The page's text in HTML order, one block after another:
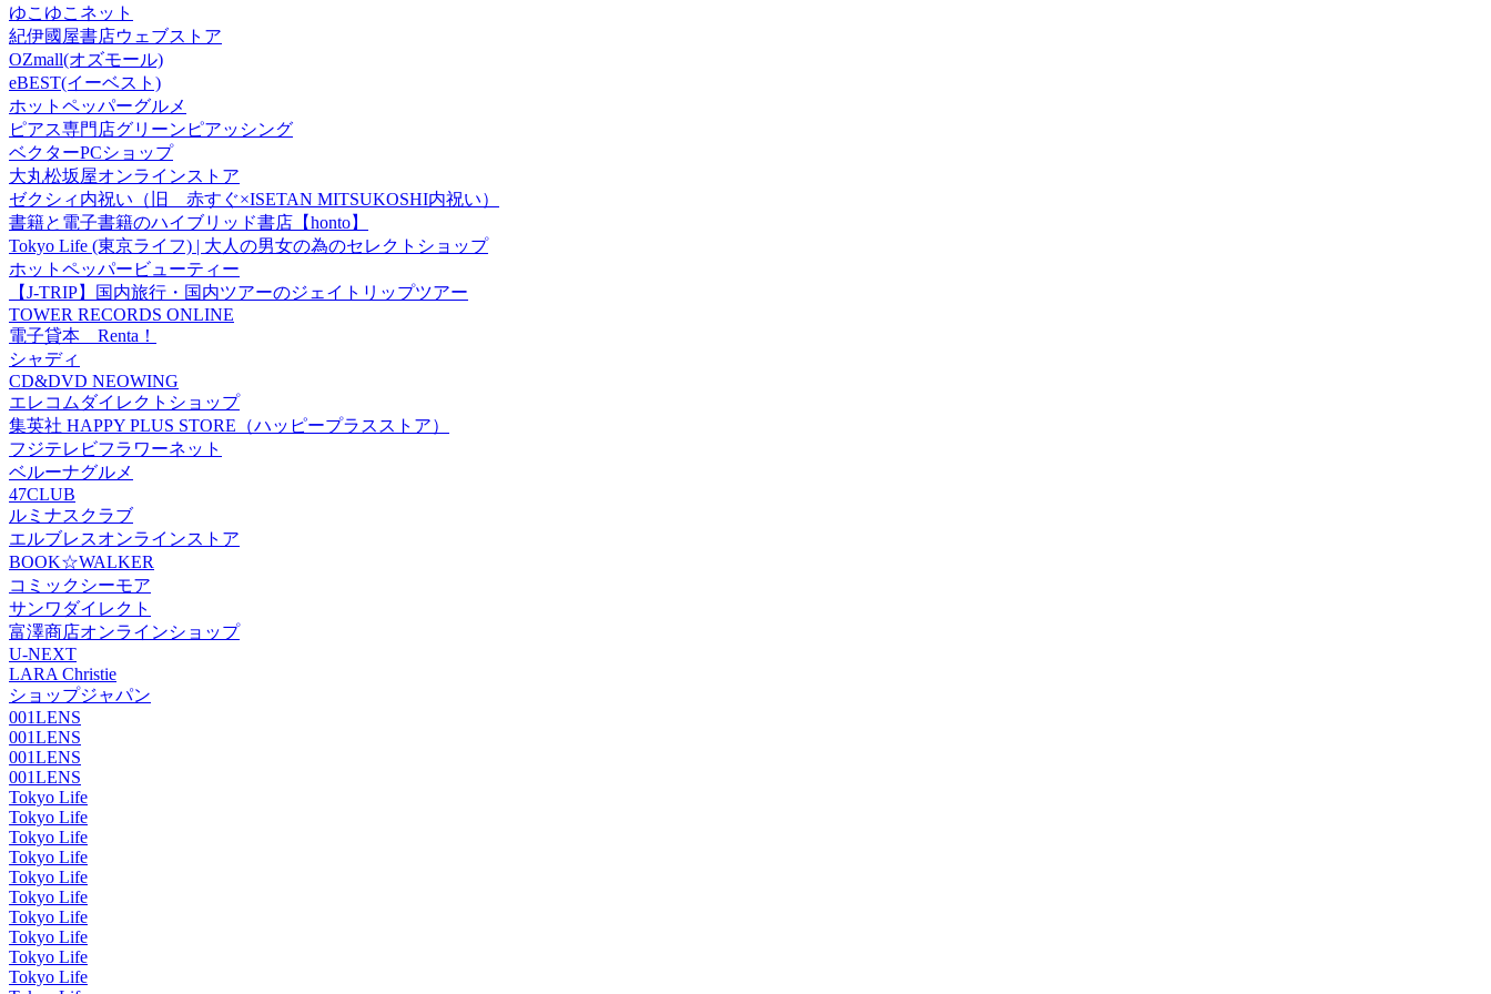
ゆこゆこネット
紀伊國屋書店ウェブストア
OZmall(オズモール)
eBEST(イーベスト)
ホットペッパーグルメ
ピアス専門店グリーンピアッシング
ベクターPCショップ
大丸松坂屋オンラインストア
ゼクシィ内祝い（旧 赤すぐ×ISETAN MITSUKOSHI内祝い）
書籍と電子書籍のハイブリッド書店【honto】
Tokyo Life (東京ライフ) | 大人の男女の為のセレクトショップ
ホットペッパービューティー
【J-TRIP】国内旅行・国内ツアーのジェイトリップツアー
TOWER RECORDS ONLINE
電子貸本 Renta！
シャディ
CD&DVD NEOWING
エレコムダイレクトショップ
集英社 HAPPY PLUS STORE（ハッピープラスストア）
フジテレビフラワーネット
ベルーナグルメ
47CLUB
ルミナスクラブ
エルブレスオンラインストア
BOOK☆WALKER
コミックシーモア
サンワダイレクト
富澤商店オンラインショップ
U-NEXT
LARA Christie
ショップジャパン
001LENS
001LENS
001LENS
001LENS
Tokyo Life
Tokyo Life
Tokyo Life
Tokyo Life
Tokyo Life
Tokyo Life
Tokyo Life
Tokyo Life
Tokyo Life
Tokyo Life